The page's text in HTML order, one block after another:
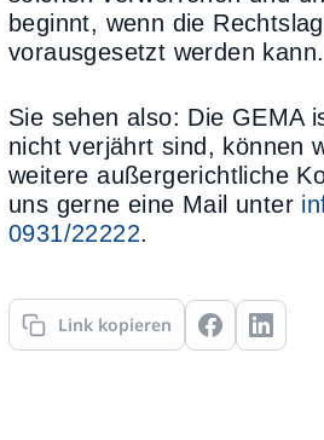
beginnt, wenn die
vorausgesetzt werden
Sie sehen also: Die GEMA
nicht verjährt sind, können
weitere außergerichtliche
uns gerne eine Mail unter
0931/22222.
Link kopieren